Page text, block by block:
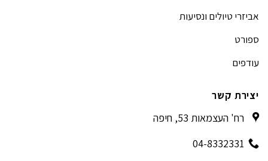
אביזרי טיולים ונסיעות
ספורט
עודפים
יצירת קשר
רח' העצמאות 53, חיפה
04-8332331